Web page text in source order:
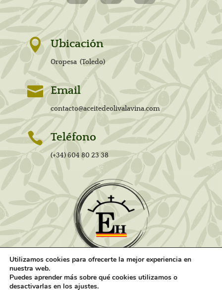
 Ubicación
Oropesa (Toledo)
 Email
contacto@aceitedeolivalavina.com
 Teléfono
(+34) 604 80 23 38
Utilizamos cookies para ofrecerte la mejor experiencia en
nuestra web.
Puedes aprender más sobre qué cookies utilizamos o
desactivarlas en los ajustes.